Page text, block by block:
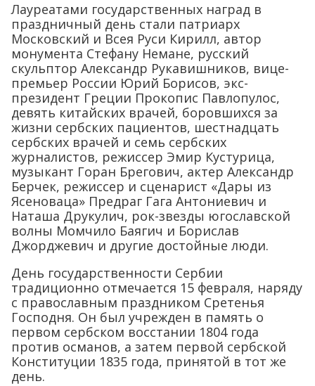
Лауреатами государственных наград в
праздничный день стали патриарх
Московский и Всея Руси Кирилл, автор
монумента Стефану Немане, русский
скульптор Александр Рукавишников, вице-
премьер России Юрий Борисов, экс-
президент Греции Прокопис Павлопулос,
девять китайских врачей, боровшихся за
жизни сербских пациентов, шестнадцать
сербских врачей и семь сербских
журналистов, режиссер Эмир Кустурица,
музыкант Горан Брегович, актер Александр
Берчек, режиссер и сценарист «Дары из
Ясеноваца» Предраг Гага Антониевич и
Наташа Друкулич, рок-звезды югославской
волны Момчило Баягич и Борислав
Джорджевич и другие достойные люди.
День государственности Сербии
традиционно отмечается 15 февраля, наряду
с православным праздником Сретенья
Господня. Он был учрежден в память о
первом сербском восстании 1804 года
против османов, а затем первой сербской
Конституции 1835 года, принятой в тот же
день.